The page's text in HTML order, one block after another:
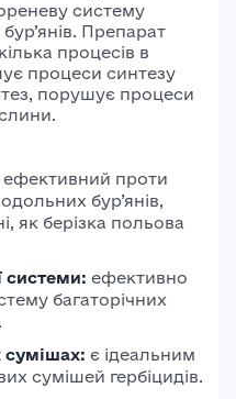
систему
Препарат
процесів в
процеси синтезу
порушує процеси
ефективний проти
бур’янів,
як берізка польова
системи: ефективно
багаторічних
сумішах: є ідеальним
сумішей гербіцидів.